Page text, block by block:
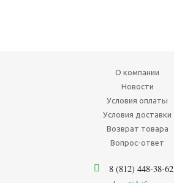
О компании
Новости
Условия оплаты
Условия доставки
Возврат товара
Вопрос-ответ
8 (812) 448-38-62